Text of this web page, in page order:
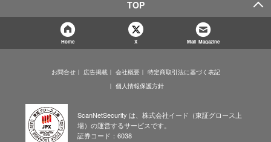
TOP
Home X Mail Magazine
お問合せ 広告掲載 会社概要
特定商取引法に基づく表記
個人情報保護方針
ScanNetSecurity は、株式会社イード（東証グロース上
場）の運営するサービスです。
証券コード：6038